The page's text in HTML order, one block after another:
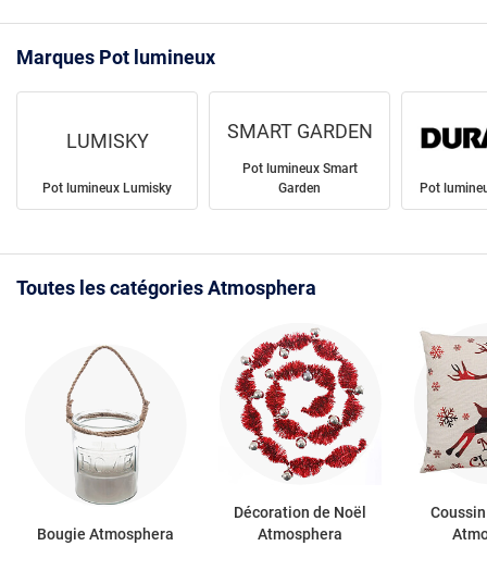
Marques Pot lumineux
LUMISKY
Pot lumineux Lumisky
SMART GARDEN
Pot lumineux Smart
Garden
Pot
Toutes les catégories Atmosphera
Bougie Atmosphera
Décoration de Noël
Atmosphera